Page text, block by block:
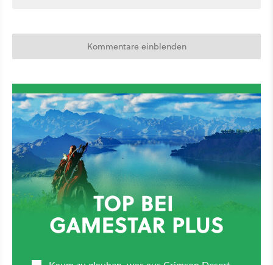
Kommentare einblenden